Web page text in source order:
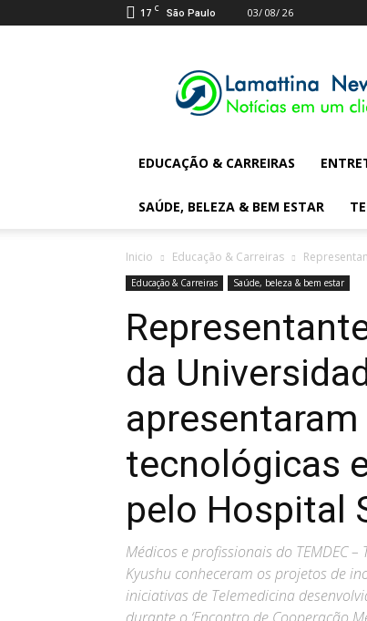
17 C São Paulo 03/ 08/ 26
Digital
News
EDUCAÇÃO & CARREIRAS
SAÚDE, BELEZA & BEM ESTAR
Inicio Educação & Carreiras
Educação & Carreiras Saúde, beleza & bem estar
da
tecnológicas
pelo Hospital
Médicos e profissionais do TEMDEC
Kyushu conheceram os projetos de
iniciativas de Telemedicina